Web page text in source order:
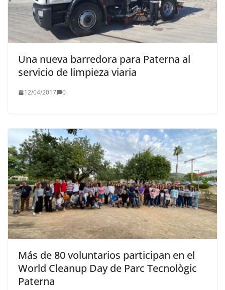
Una nueva barredora para Paterna al
servicio de limpieza viaria
12/04/2017 0
Más de 80 voluntarios participan en el
World Cleanup Day de Parc Tecnològic
Paterna